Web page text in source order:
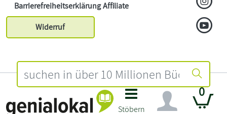
Stöbern
0
BarrierefreiheitserklärungAffiliate
Widerruf